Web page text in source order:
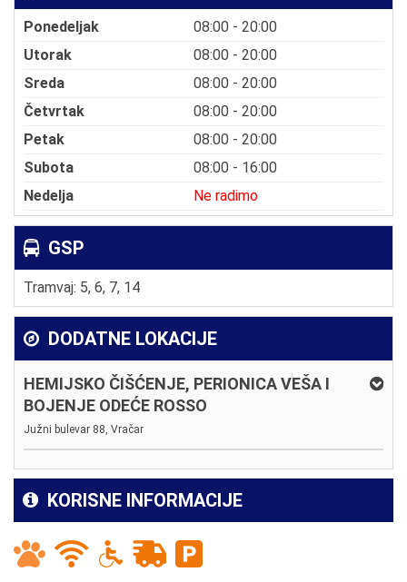
Ponedeljak
08:00 - 20:00
Utorak
08:00 - 20:00
Sreda
08:00 - 20:00
Četvrtak
08:00 - 20:00
Petak
08:00 - 20:00
Subota
08:00 - 16:00
Nedelja
Ne radimo
GSP
Tramvaj: 5, 6, 7, 14
DODATNE LOKACIJE
HEMIJSKO ČIŠĆENJE, PERIONICA VEŠA I
BOJENJE ODEĆE ROSSO
Južni bulevar 88, Vračar
KORISNE INFORMACIJE